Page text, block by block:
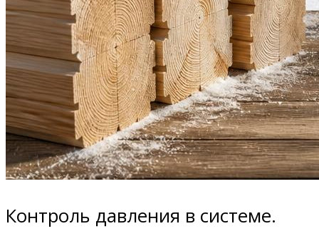
Контроль давления в системе.